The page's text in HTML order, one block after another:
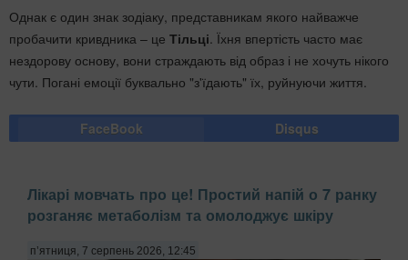
Однак є один знак зодіаку, представникам якого найважче
пробачити кривдника – це Тільці. Їхня впертість часто має
нездорову основу, вони страждають від образ і не хочуть нікого
чути. Погані емоції буквально "з'їдають" їх, руйнуючи життя.
FaceBook Disqus
Лікарі мовчать про це! Простий напій о 7 ранку
розганяє метаболізм та омолоджує шкіру
п’ятниця, 7 серпень 2026, 12:45